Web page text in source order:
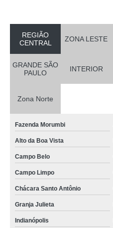
REGIÃO
CENTRAL
ZONA LESTE
GRANDE SÃO
PAULO
INTERIOR
Zona Norte
Fazenda Morumbi
Alto da Boa Vista
Campo Belo
Campo Limpo
Chácara Santo Antônio
Granja Julieta
Indianópolis